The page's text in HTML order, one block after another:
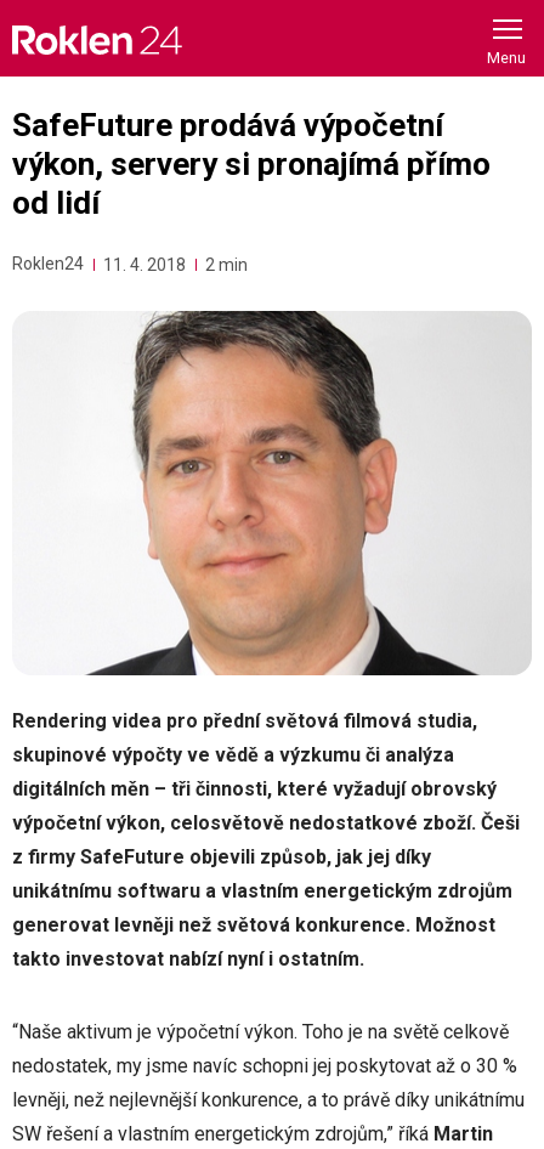
content
SafeFuture prodává výpočetní
výkon, servery si pronajímá přímo
od lidí
Roklen24 11. 4. 2018 2 min
Rendering videa pro přední světová filmová studia,
skupinové výpočty ve vědě a výzkumu či analýza
digitálních měn – tři činnosti, které vyžadují obrovský
výpočetní výkon, celosvětově nedostatkové zboží. Češi
z firmy SafeFuture objevili způsob, jak jej díky
unikátnímu softwaru a vlastním energetickým zdrojům
generovat levněji než světová konkurence. Možnost
takto investovat nabízí nyní i ostatním.
“Naše aktivum je výpočetní výkon. Toho je na světě celkově
nedostatek, my jsme navíc schopni jej poskytovat až o 30 %
levněji, než nejlevnější konkurence, a to právě díky unikátnímu
SW řešení a vlastním energetickým zdrojům,” říká Martin